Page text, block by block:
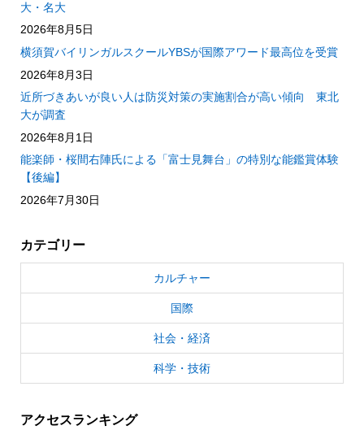
大・名大
2026年8月5日
横須賀バイリンガルスクールYBSが国際アワード最高位を受賞
2026年8月3日
近所づきあいが良い人は防災対策の実施割合が高い傾向 東北
大が調査
2026年8月1日
能楽師・桜間右陣氏による「富士見舞台」の特別な能鑑賞体験
【後編】
2026年7月30日
カテゴリー
カルチャー
国際
社会・経済
科学・技術
アクセスランキング